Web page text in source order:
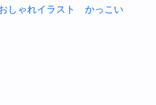
ゃれイラスト かっこい